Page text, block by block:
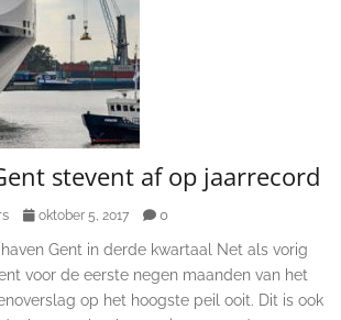
stevent af op jaarrecord
oktober 5, 2017 0
Gent in derde kwartaal Net als vorig
voor de eerste negen maanden van het
op het hoogste peil ooit. Dit is ook